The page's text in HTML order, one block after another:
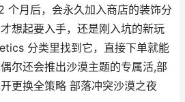
个月后，会永久加入商店的装饰分
想起要入手，还是刚入坑的新玩
分类里找到它，直接下单就能
尔还会推出沙漠主题的专属活,部
更换全策略 部落冲突沙漠之夜